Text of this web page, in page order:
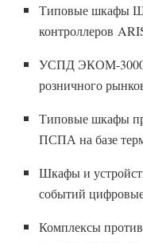
Типовые шкафы
контроллеров
УСПД ЭКОМ-3000
розничного
Типовые шкафы
ПСПА на базе
Шкафы и
событий
Комплексы